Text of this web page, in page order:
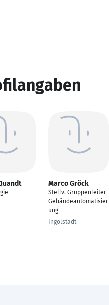
Marco Gröck
Stellv. Gruppenleiter
Gebäudeautomatisier
ung
Ingolstadt